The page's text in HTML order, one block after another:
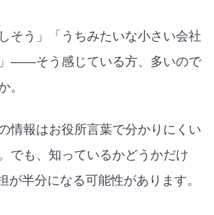
そう」「うちみたいな小さい会社
——そう感じている方、多いので
。
情報はお役所言葉で分かりにくい
でも、知っているかどうかだけ
が半分になる可能性があります。